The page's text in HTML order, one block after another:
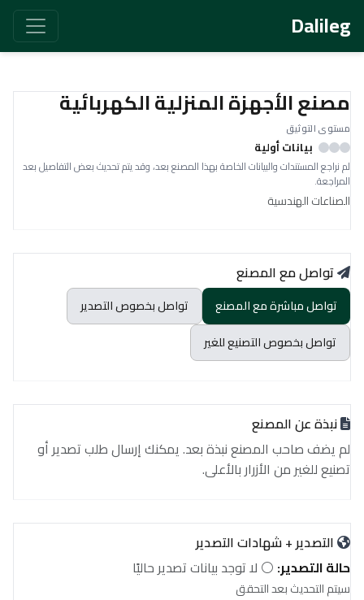
Dalileg
مصنع الأجهزة المنزلية الكهربائية
مستوى التوثيق
بيانات أولية
لم نراجع المستندات والبيانات الخاصة بهذا المصنع بعد، وقد يتم تحديث بعض التفاصيل بعد
المراجعة.
الصناعات الهندسية
تواصل مع المصنع
تواصل مباشرة مع المصنع
تواصل بخصوص التصدير
تواصل بخصوص التصنيع للغير
نبذة عن المصنع
لم يضف صاحب المصنع نبذة بعد. يمكنك إرسال طلب تصدير أو
تصنيع للغير من الأزرار بالأعلى.
التصدير + شهادات التصدير
حالة التصدير: ⚪ لا توجد بيانات تصدير حاليًا
سيتم التحديث بعد التحقق